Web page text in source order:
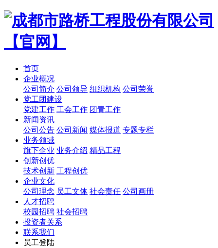
首页
企业概况
公司简介 公司领导 组织机构 公司荣誉
党工团建设
党建工作 工会工作 团青工作
新闻资讯
公司公告 公司新闻 媒体报道 专题专栏
业务领域
旗下企业 业务介绍 精品工程
创新创优
技术创新 工程创优
企业文化
公司理念 员工文体 社会责任 公司画册
人才招聘
校园招聘 社会招聘
投资者关系
联系我们
员工登陆